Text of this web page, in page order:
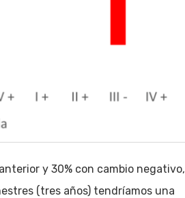
y 30% con cambio negativo,
(tres años) tendríamos una